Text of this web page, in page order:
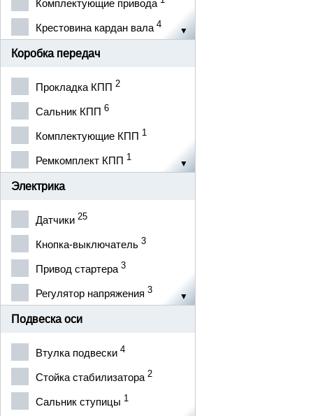
VERNET
VPZ2
WEEN1
АВТОПАРТНЕР2
АЛЯСКА3
АМЗ3
Агат3
БАТЭ2
БЕЛЕБЕЙ
Комплектующие привода
Крестовина кардан вала 4
Шрус внутренний
Коробка передач
Прокладка КПП 2
Сальник КПП 6
Комплектующие КПП 1
Ремкомплект КПП 1
Электрика
Датчики 25
Кнопка-выключатель 3
Привод стартера 3
Регулятор напряжения 3
Реле 4
Подвеска оси
Втулка подвески 4
Стойка стабилизатора 2
Сальник ступицы 1